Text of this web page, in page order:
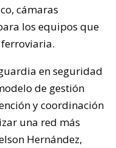
cámaras
los equipos que
en seguridad
de gestión
y coordinación
una red más
Hernández,